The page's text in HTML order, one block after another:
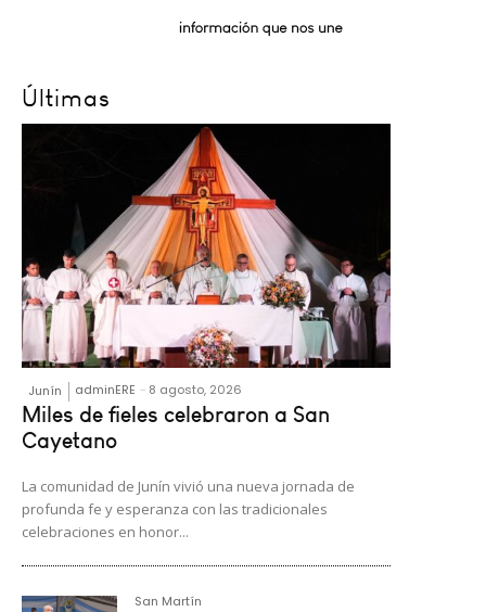
Últimas
Junín adminERE - 8 agosto, 2026
Miles de fieles celebraron a San
Cayetano
La comunidad de Junín vivió una nueva jornada de
profunda fe y esperanza con las tradicionales
celebraciones en honor...
San Martín